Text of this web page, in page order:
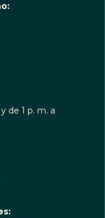
de 1 p. m. a